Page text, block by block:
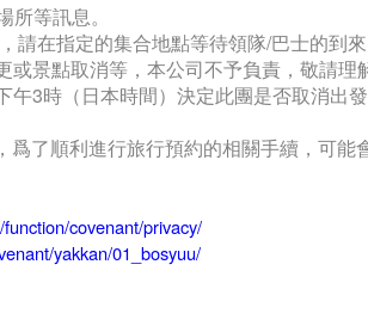
等訊息。
在指定的集合地點等待領隊/巴士的到來
景點取消等，本公司不予負責，敬請理
3時（日本時間）決定此團是否取消出
了順利進行旅行預約的相關手續，可
covenant/privacy/
yakkan/01_bosyuu/